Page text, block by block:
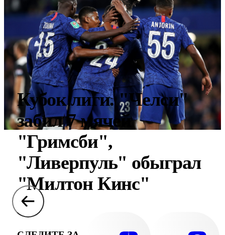
Кубок лиги. "Челси"
забил 7 мячей
"Гримсби",
"Ливерпуль" обыграл
"Милтон Кинс"